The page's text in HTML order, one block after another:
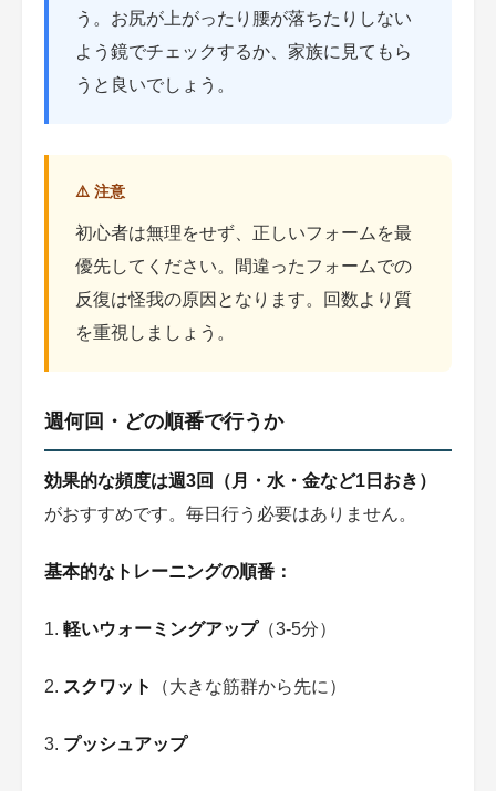
う。お尻が上がったり腰が落ちたりしない
よう鏡でチェックするか、家族に見てもら
うと良いでしょう。
⚠️ 注意
初心者は無理をせず、正しいフォームを最
優先してください。間違ったフォームでの
反復は怪我の原因となります。回数より質
を重視しましょう。
週何回・どの順番で行うか
効果的な頻度は週3回（月・水・金など1日おき）
がおすすめです。毎日行う必要はありません。
基本的なトレーニングの順番：
1. 軽いウォーミングアップ（3-5分）
2. スクワット （大きな筋群から先に）
3. プッシュアップ